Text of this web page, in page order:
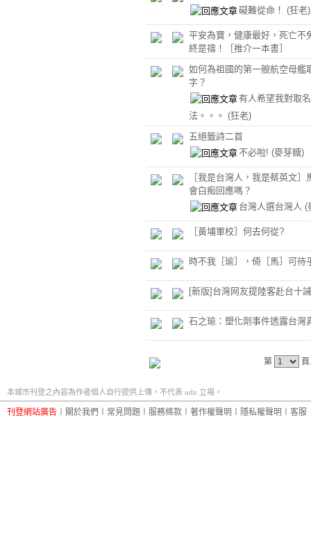
礙難從命！ (狂老)
平安為寶，健康最好，死亡不
終是禱！［推介一本書］
如何為祖國的第一艘航空母艦
字？
有人希望我對取
法。。。 (狂老)
五絕籤詩二首
不必啦! (麥芽糖)
［我是台灣人，我是蔡英文］
會白痴回應嗎？
台灣人選台灣人 (
［黃埔軍校］何去何從?
時不我［瑜］，倚［馬］可待
[新版]台灣网友提陸客赴台十誡
石之瑜：塑化劑事件透露台灣
第
本城市刊登之內容為作者個人自行提供上傳，不代表 udn 立場。
刊登網站廣告 關於我們 常見問題 服務條款 著作權聲明 隱私權聲明 客服